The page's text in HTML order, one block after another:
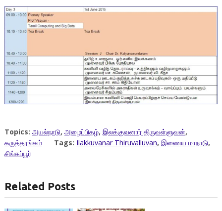
Topics: அயல்நாடு, அழைப்பிதழ், இலக்குவனார் திருவள்ளுவன்,
கருத்தரங்கம்
Tags: Ilakkuvanar Thiruvalluvan, இணைய மாநாடு,
சிங்கப்பூர்
Related Posts